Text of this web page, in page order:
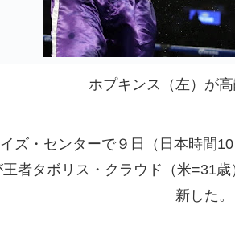
ホプキンス（左）が
ズ・センターで９日（日本時間
者タボリス・クラウド（米=31
新した。